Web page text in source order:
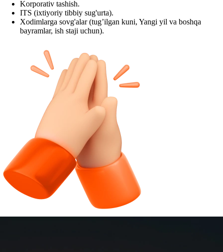
Korporativ tashish.
ITS (ixtiyoriy tibbiy sug'urta).
Xodimlarga sovg'alar (tug’ilgan kuni, Yangi yil va boshqa
bayramlar, ish staji uchun).